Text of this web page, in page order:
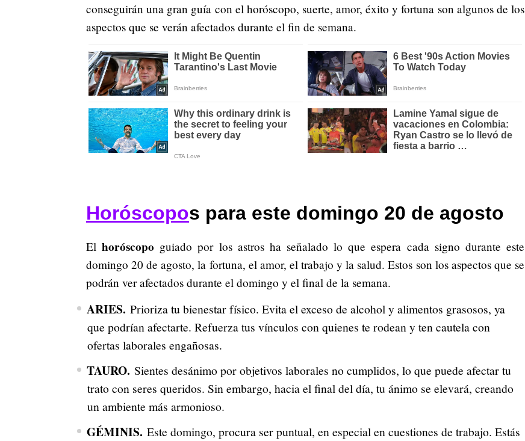
conseguirán una gran guía con el horóscopo, suerte, amor, éxito y fortuna son algunos de los
aspectos que se verán afectados durante el fin de semana.
Horóscopos para este domingo 20 de agosto
Elhoróscopo guiado por los astros ha señalado lo que espera cada signo durante este
domingo 20 de agosto, la fortuna, el amor, el trabajo y la salud. Estos son los aspectos que se
podrán ver afectados durante el domingo y el final de la semana.
ARIES. Prioriza tu bienestar físico. Evita el exceso de alcohol y alimentos grasosos, ya
que podrían afectarte. Refuerza tus vínculos con quienes te rodean y ten cautela con
ofertas laborales engañosas.
TAURO. Sientes desánimo por objetivos laborales no cumplidos, lo que puede afectar tu
trato con seres queridos. Sin embargo, hacia el final del día, tu ánimo se elevará, creando
un ambiente más armonioso.
GÉMINIS. Este domingo, procura ser puntual, en especial en cuestiones de trabajo. Estás